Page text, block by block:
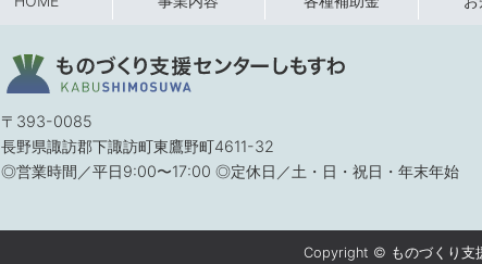
〒393-0085
長野県諏訪郡下諏訪町東鷹野町4611-32
◎営業時間／平日9:00〜17:00 ◎定休日／土・日・祝日・年末年始
Copyright © ものづくり支